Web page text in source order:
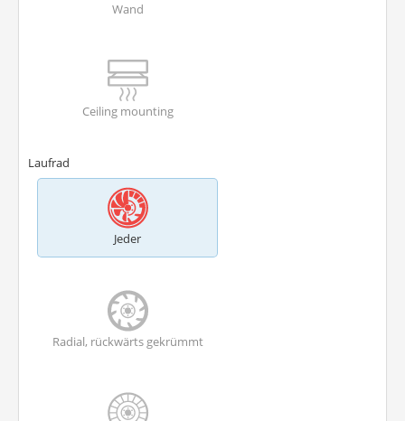
Wand
Ceiling mounting
Laufrad
Jeder
Radial, rückwärts gekrümmt